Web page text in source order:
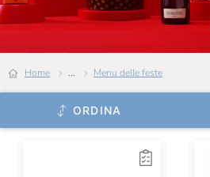
Home ... Menu delle feste
ORDINA
Urbani Tartufi
Ventura
Vicente Marino
Wild Salmon